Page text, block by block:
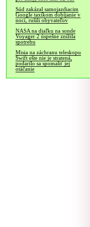
Súd zakázal samojazdiacim
Google taxíkom dobíjanie v
noci, rušili obyvateľov
NASA na diaľku na sonde
Voyager 2 úspešne znížila
spotrebu
Misia na záchranu teleskopu
Swift ešte nie je stratená,
podarilo sa spomaliť jej
otáčanie